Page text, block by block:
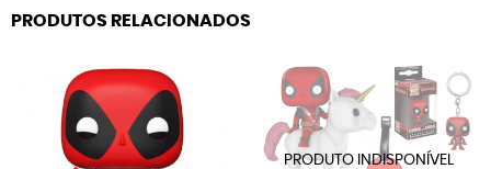
PRODUTOS RELACIONADOS